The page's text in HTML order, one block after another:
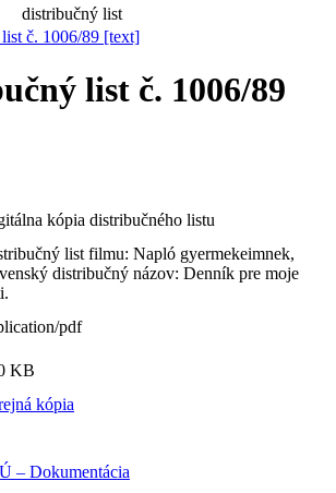
distribučný list
list č. 1006/89
kópia distribučného listu
list filmu: Napló gyermekeimnek,
distribučný názov: Denník pre moje
pdf
KB
kópia
– Dokumentácia